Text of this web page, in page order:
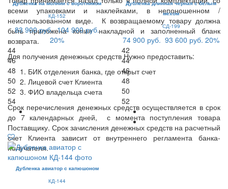
всеми упаковками и наклейками, в непоношенном /
неиспользованном виде. К возвращаемому товару должна
быть приложена копия накладной и заполненный бланк
возврата.
Для получения денежных средств Нужно предоставить:
БИК отделения банка, где открыт счет
Лицевой счет Клиента
ФИО владельца счета
Срок перечисления денежных средств осуществляется в срок
до 7 календарных дней, с момента поступления товара
Поставщику. Срок зачисления денежных средств на расчетный
счет Клиента зависит от внутреннего регламента банка-
получателя.
Дубленка на молнии с воротником
КД-152
83 900 руб. 104 900 руб.
20%
44
46
48
50
52
54
Дубленка длинная черная с белым
мехом
СД-199
74 900 руб. 93 600 руб. 20%
42
44
46
48
50
52
Дубленка авиатор с капюшоном
КД-144